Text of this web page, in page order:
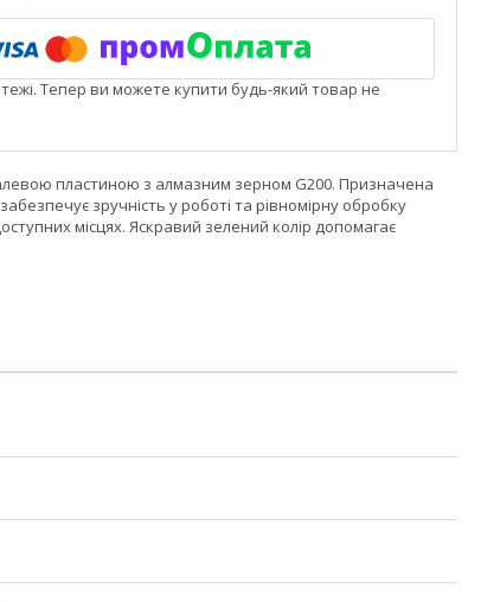
Тепер ви можете купити будь-який товар не
пластиною з алмазним зерном G200. Призначена
зручність у роботі та рівномірну обробку
місцях. Яскравий зелений колір допомагає